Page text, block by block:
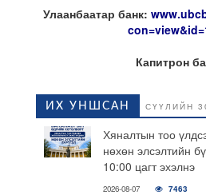
Улаанбаатар банк:
Капитрон
ИХ УНШСАН СҮҮЛИЙН
Хяналтын тоо
нөхөн элсэлтийн
10:00 цагт эхэлнэ
2026-08-07 7463